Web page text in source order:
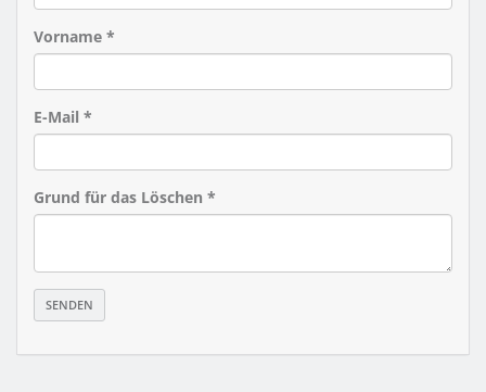
Vorname *
E-Mail *
Grund für das Löschen *